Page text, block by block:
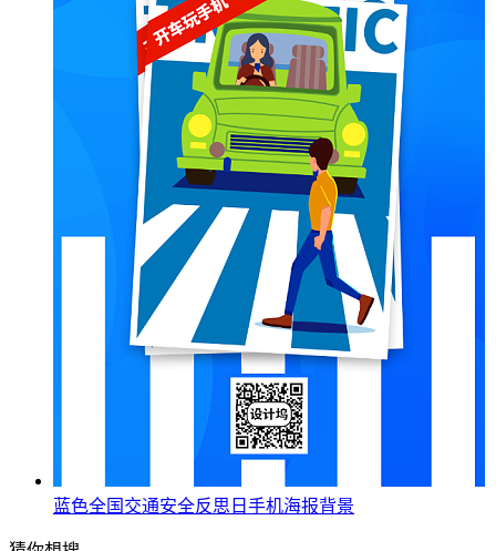
蓝色全国交通安全反思日手机海报背景